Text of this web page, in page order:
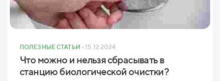
ПОЛЕЗНЫЕ СТАТЬИ • 15.12.2024
Что можно и нельзя сбрасывать в
станцию биологической очистки?